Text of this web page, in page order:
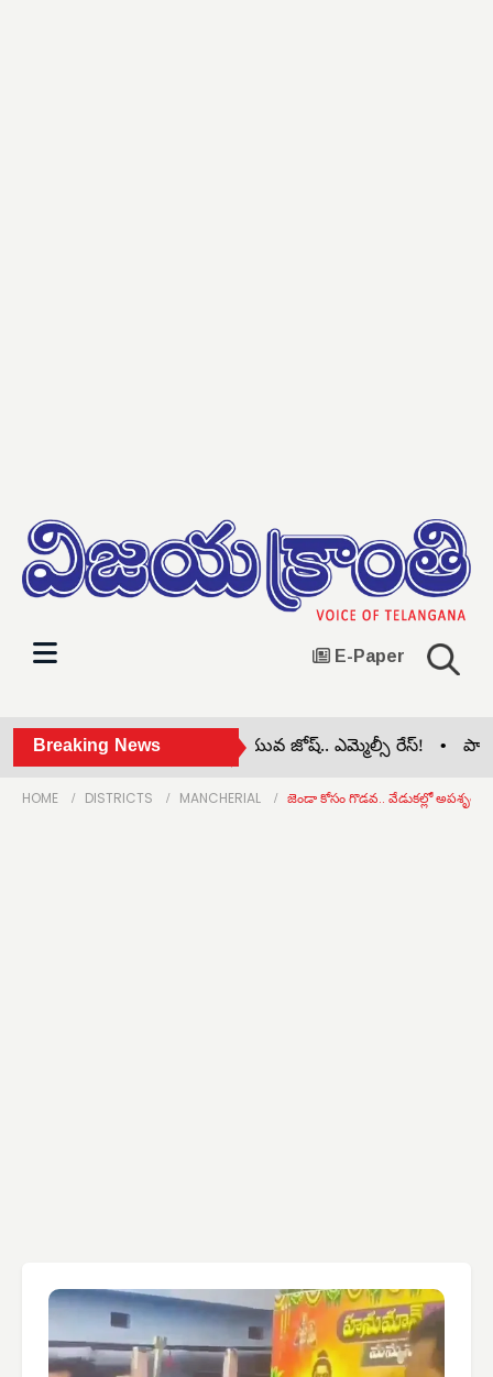
E-Paper
Breaking News
మహా వరుణయాగం • యువ జోష్.. ఎమ్మెల్సీ రేస్! •
HOME DISTRICTS MANCHERIAL జెండా కోసం గొడవ.. వేడుకల్లో అపశృతి